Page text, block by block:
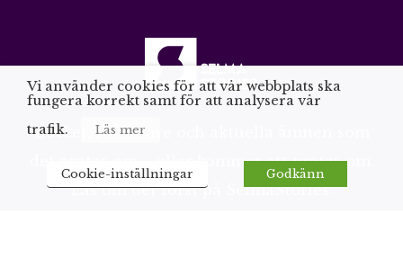
Böcker, författare och aktuella ämnen som
det pratas om – eller kommer att pratas om.
Läs om det först på SelmaStories.
Vi använder cookies för att vår webbplats ska
fungera korrekt samt för att analysera vår
trafik.
Läs mer
Cookie-inställningar Godkänn